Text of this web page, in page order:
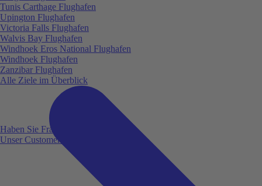
Haben Sie Fragen?
Unser Customer Service ist für Sie da!
Tunis Carthage Flughafen
Upington Flughafen
Victoria Falls Flughafen
Walvis Bay Flughafen
Windhoek Eros National Flughafen
Windhoek Flughafen
Zanzibar Flughafen
Alle Ziele im Überblick